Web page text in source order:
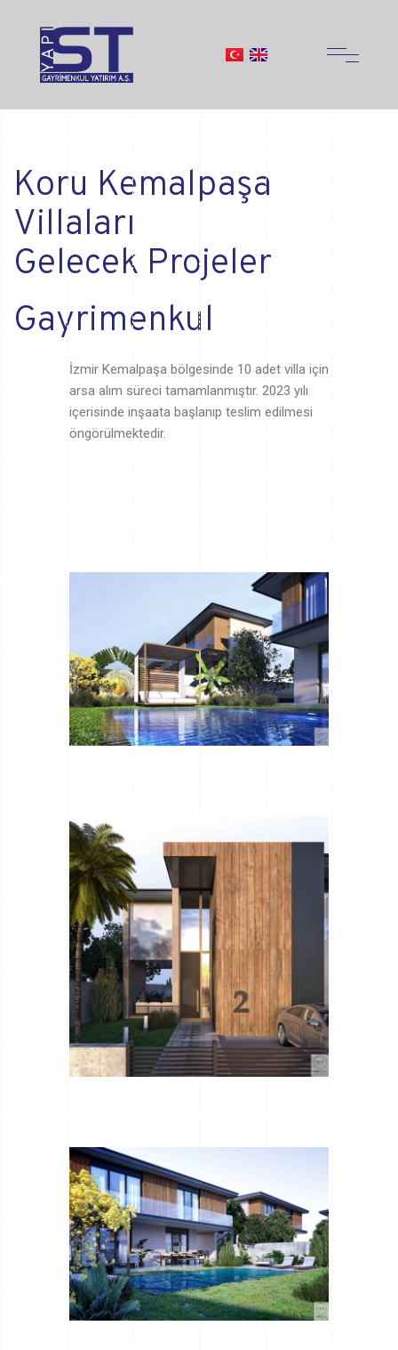
Koru Kemalpaşa
Villaları
Gelecek Projeler
Gayrimenkul
İzmir Kemalpaşa bölgesinde 10 adet villa için
arsa alım süreci tamamlanmıştır. 2023 yılı
içerisinde inşaata başlanıp teslim edilmesi
öngörülmektedir.